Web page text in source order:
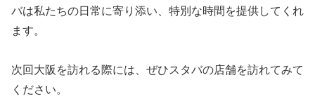
バは私たちの日常に寄り添い、特別な時間を提供してくれ
ます。
次回大阪を訪れる際には、ぜひスタバの店舗を訪れてみて
ください。